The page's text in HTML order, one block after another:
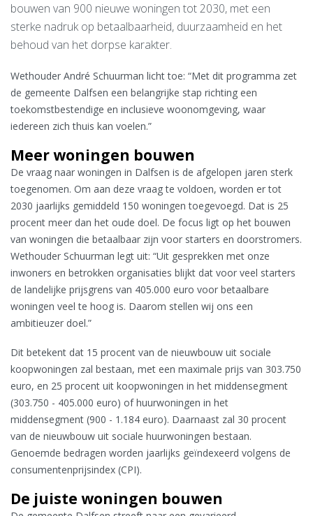
bouwen van 900 nieuwe woningen tot 2030, met een
sterke nadruk op betaalbaarheid, duurzaamheid en het
behoud van het dorpse karakter.
Wethouder André Schuurman licht toe: “Met dit programma zet
de gemeente Dalfsen een belangrijke stap richting een
toekomstbestendige en inclusieve woonomgeving, waar
iedereen zich thuis kan voelen.”
Meer woningen bouwen
De vraag naar woningen in Dalfsen is de afgelopen jaren sterk
toegenomen. Om aan deze vraag te voldoen, worden er tot
2030 jaarlijks gemiddeld 150 woningen toegevoegd. Dat is 25
procent meer dan het oude doel. De focus ligt op het bouwen
van woningen die betaalbaar zijn voor starters en doorstromers.
Wethouder Schuurman legt uit: “Uit gesprekken met onze
inwoners en betrokken organisaties blijkt dat voor veel starters
de landelijke prijsgrens van 405.000 euro voor betaalbare
woningen veel te hoog is. Daarom stellen wij ons een
ambitieuzer doel.”
Dit betekent dat 15 procent van de nieuwbouw uit sociale
koopwoningen zal bestaan, met een maximale prijs van 303.750
euro, en 25 procent uit koopwoningen in het middensegment
(303.750 - 405.000 euro) of huurwoningen in het
middensegment (900 - 1.184 euro). Daarnaast zal 30 procent
van de nieuwbouw uit sociale huurwoningen bestaan.
Genoemde bedragen worden jaarlijks geïndexeerd volgens de
consumentenprijsindex (CPI).
De juiste woningen bouwen